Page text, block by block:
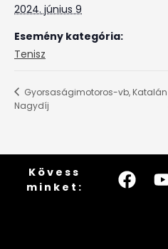
2024. június 9
Esemény kategória:
Tenisz
Gyorsaságimotoros-vb, Katalán
Nagydíj
Kövess
minket: